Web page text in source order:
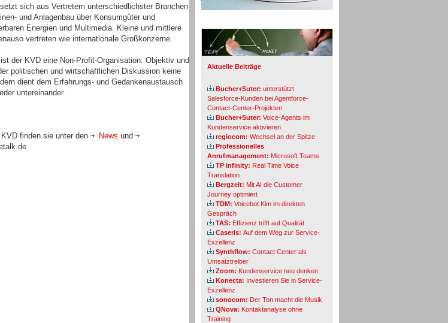
sich aus Vertretern unterschiedlichster Branchen
und Anlagenbau über Konsumgüter und
Energien und Multimedia. Kleine und mittlere
vertreten wie internationale Großkonzerne.
der KVD eine Non-Profit-Organisation. Objektiv und
politischen und wirtschaftlichen Diskussion keine
dient dem Erfahrungs- und Gedankenaustausch
untereinander.
finden sie unter den News und
Aktuelle Beiträge
Bucher+Suter: unterstützt
Salesforce-Kunden bei Agentforce-
Contact-Center-Projekten
Bucher+Suter: Voice-Agents im
Kundenservice aktivieren
regiocom: Wechsel an der Spitze
Professionelles
Anrufmanagement: Microsoft Teams
TP infinity: Real Time Voice
Translation
Bergzeit: Mit AI die Customer
Journey optimiert
TDM: Voicebot Kim im direkten
Gespräch
TAS: Effizienz trifft auf Qualität
Caseris: Auf dem Weg zur Service-
Exzellenz
Synthflow: Contact Center als
Umsatztreiber
Zoom: Kundenservice neu denken
Konecta: Investieren Sie in Service-
Exzellenz
sonocom: Der Ton macht die Musik
QNova: Kontaktanalyse ohne
Training